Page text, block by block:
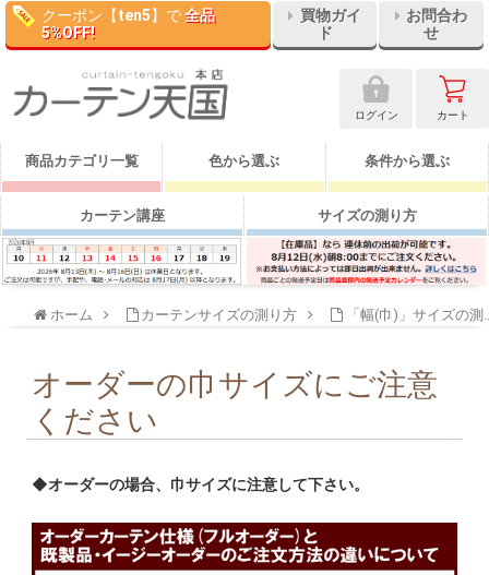
クーポン【ten5】で全品
5%OFF!
買物ガイ
ド
お問合わ
せ
ログイン カート
商品カテゴリ一覧 色から選ぶ 条件から選ぶ
カーテン講座 サイズの測り方
ホーム カーテンサイズの測り方 「幅(巾)」サイズの測り方
オーダーの巾サイズにご注意
ください
◆オーダーの場合、巾サイズに注意して下さい。